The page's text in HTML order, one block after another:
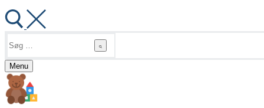
efter:
Menu